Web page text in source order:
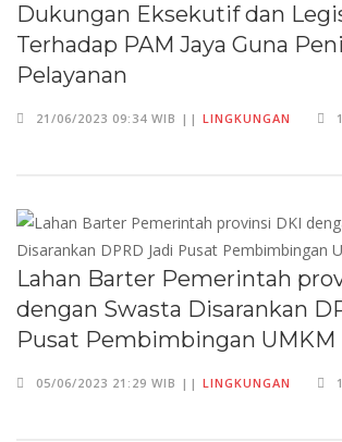
Dukungan Eksekutif dan
Terhadap PAM Jaya Guna
Pelayanan
21/06/2023 09:34 WIB || LINGKUNGAN
Lahan Barter Pemerintah
dengan Swasta Disarankan
Pusat Pembimbingan UMKM
05/06/2023 21:29 WIB || LINGKUNGAN